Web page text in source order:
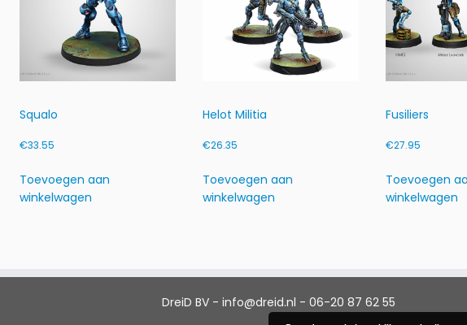
o
n
e
e
e
Squalo
€33.55
Toevoegen aan
winkelwagen
Helot Militia
€26.35
Toevoegen aan
winkelwagen
Fusiliers
€27.95
Toevoegen
winkelwagen
DreiD BV - info@dreid.nl - 06-20 87 62 55